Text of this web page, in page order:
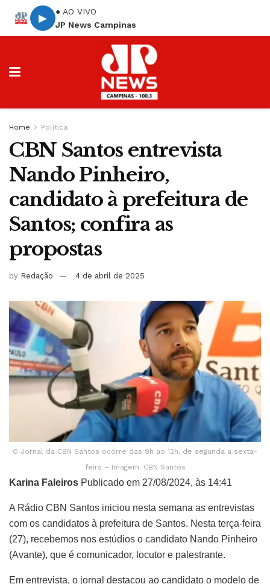
▶
● AO VIVO
JP News Campinas
Home Política
CBN Santos entrevista
Nando Pinheiro,
candidato à prefeitura de
Santos; confira as
propostas
by Redação 4 de abril de 2025
O Jornal da CBN Santos ocorre das 9h ao 12h, de segunda a sexta-
feira – Imagem: CBN Santos
Karina Faleiros Publicado em 27/08/2024, às 14:41
A Rádio CBN Santos iniciou nesta semana as entrevistas
com os candidatos à prefeitura de Santos. Nesta terça-feira
(27), recebemos nos estúdios o candidato Nando Pinheiro
(Avante), que é comunicador, locutor e palestrante.
Em entrevista, o jornal destacou ao candidato o modelo de